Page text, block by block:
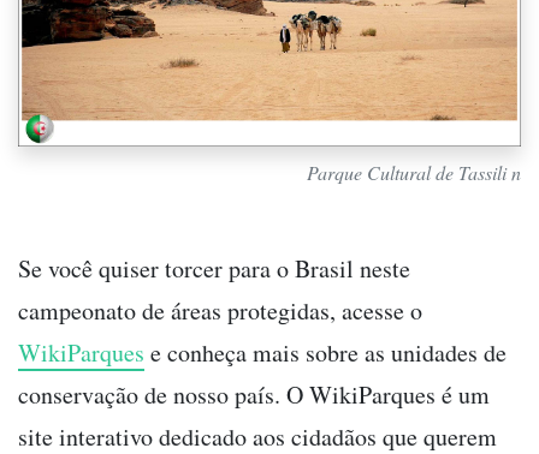
Parque Cultural de Tassili n
Se você quiser torcer para o Brasil neste
campeonato de áreas protegidas, acesse o
WikiParques e conheça mais sobre as unidades de
conservação de nosso país. O WikiParques é um
site interativo dedicado aos cidadãos que querem